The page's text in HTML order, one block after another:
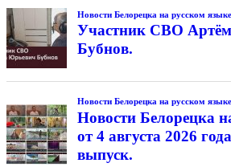
Новости Белорецка на русском языке
Участник СВО
Бубнов.
Новости Белорецка на русском языке
Новости Белорецка
от 4 августа 2026
выпуск.